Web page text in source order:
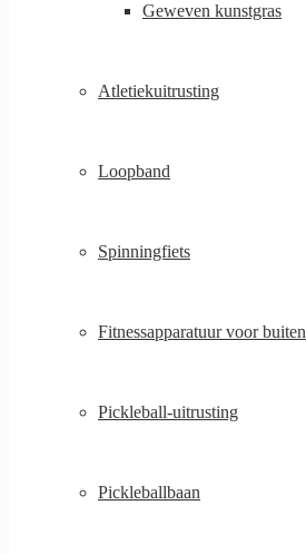
Geweven kunstgras
Atletiekuitrusting
Loopband
Spinningfiets
Fitnessapparatuur voor buiten
Pickleball-uitrusting
Pickleballbaan